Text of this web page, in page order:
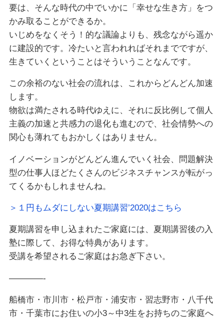
要は、そんな時代の中でいかに「幸せな生き方」をつ
かみ取ることができるか。
いじめをなくそう！的な議論よりも、残念ながら遥か
に建設的です。冷たいと言われればそれまでですが、
生きていくということはそういうことなんです。
この余裕のない社会の流れは、これからどんどん加速
します。
物欲は満たされる時代ゆえに、それに反比例して個人
主義の加速と共感力の退化も進むので、社会情勢への
関心も薄れてもおかしくはありません。
イノベーションがどんどん進んでいく社会、問題解決
型の仕事人ほどたくさんのビジネスチャンスが転がっ
てくるかもしれませんね。
＞１円もムダにしない夏期講習’2020はこちら
夏期講習を申し込まれたご家庭には、夏期講習後の入
塾に際して、お得な特典があります。
受講を希望されるご家庭はお急ぎ下さい。
————-
船橋市・市川市・松戸市・浦安市・習志野市・八千代
市・千葉市にお住いの小3～中3生をお持ちのご家庭へ